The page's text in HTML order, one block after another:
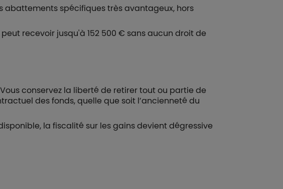
abattements spécifiques très avantageux, hors
recevoir jusqu'à 152 500 € sans aucun droit de
Vous conservez la liberté de retirer tout ou partie de
des fonds, quelle que soit l’ancienneté du
la fiscalité sur les gains devient dégressive